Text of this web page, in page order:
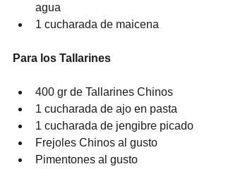
agua
1 cucharada de maicena
Para los Tallarines
400 gr de Tallarines Chinos
1 cucharada de ajo en pasta
1 cucharada de jengibre picado
Frejoles Chinos al gusto
Pimentones al gusto